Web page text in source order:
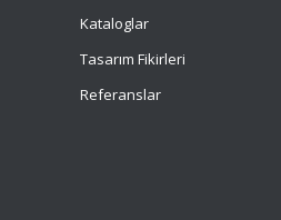
Kataloglar
Tasarım Fikirleri
Referanslar